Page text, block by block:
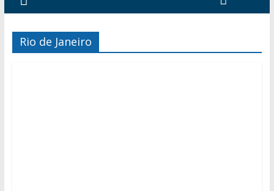
Rio de Janeiro